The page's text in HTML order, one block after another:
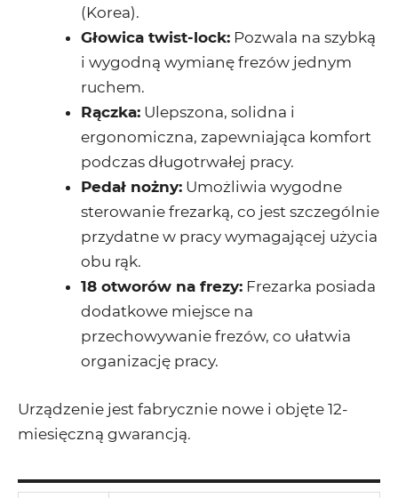
(Korea).
Głowica twist-lock: Pozwala na szybką
i wygodną wymianę frezów jednym
ruchem.
Rączka: Ulepszona, solidna i
ergonomiczna, zapewniająca komfort
podczas długotrwałej pracy.
Pedał nożny: Umożliwia wygodne
sterowanie frezarką, co jest szczególnie
przydatne w pracy wymagającej użycia
obu rąk.
18 otworów na frezy: Frezarka posiada
dodatkowe miejsce na
przechowywanie frezów, co ułatwia
organizację pracy.
Urządzenie jest fabrycznie nowe i objęte 12-
miesięczną gwarancją.